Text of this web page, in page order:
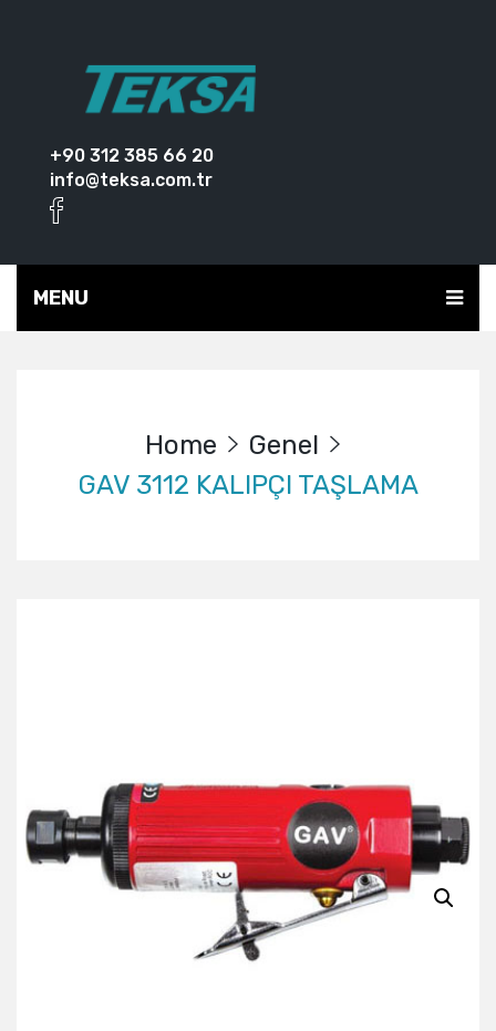
+90 312 385 66 20
info@teksa.com.tr
MENU
Home
Genel
GAV 3112 KALIPÇI TAŞLAMA